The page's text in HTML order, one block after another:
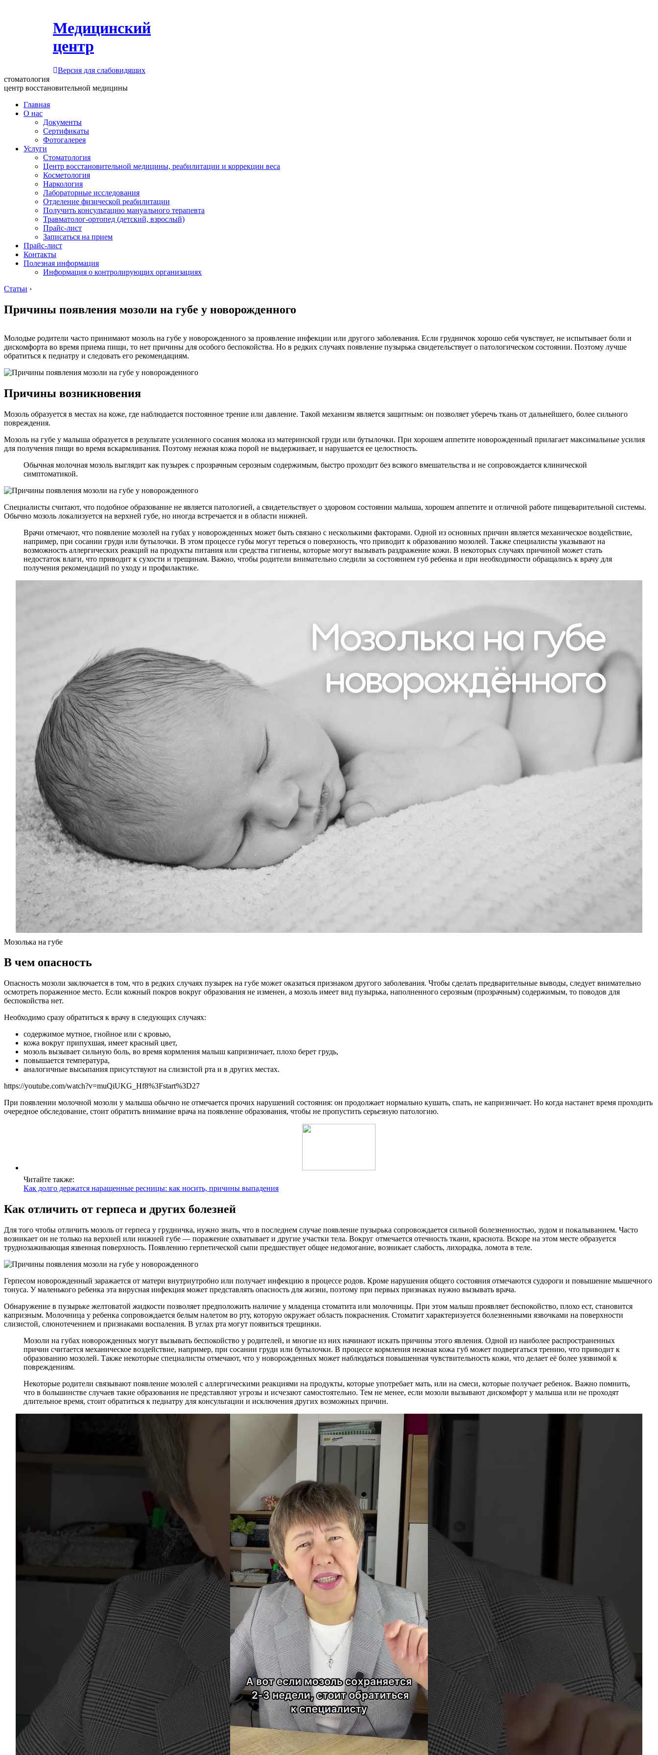
Медицинский
центр
Версия для слабовидящих
стоматология
центр восстановительной медицины
Главная
О нас
Документы
Сертификаты
Фотогалерея
Услуги
Стоматология
Центр восстановительной медицины, реабилитации и коррекции веса
Косметология
Наркология
Лабораторные исследования
Отделение физической реабилитации
Получить консультацию мануального терапевта
Травматолог-ортопед (детский, взрослый)
Прайс-лист
Записаться на прием
Прайс-лист
Контакты
Полезная информация
Информация о контролирующих организациях
Статьи ›
Причины появления мозоли на губе у новорожденного
Молодые родители часто принимают мозоль на губе у новорожденного за проявление инфекции или другого заболевания. Если грудничок хорошо себя чувствует, не испытывает боли и
дискомфорта во время приема пищи, то нет причины для особого беспокойства. Но в редких случаях появление пузырька свидетельствует о патологическом состоянии. Поэтому лучше
обратиться к педиатру и следовать его рекомендациям.
Причины возникновения
Мозоль образуется в местах на коже, где наблюдается постоянное трение или давление. Такой механизм является защитным: он позволяет уберечь ткань от дальнейшего, более сильного
повреждения.
Мозоль на губе у малыша образуется в результате усиленного сосания молока из материнской груди или бутылочки. При хорошем аппетите новорожденный прилагает максимальные усилия
для получения пищи во время вскармливания. Поэтому нежная кожа порой не выдерживает, и нарушается ее целостность.
Обычная молочная мозоль выглядит как пузырек с прозрачным серозным содержимым, быстро проходит без всякого вмешательства и не сопровождается клинической
симптоматикой.
Специалисты считают, что подобное образование не является патологией, а свидетельствует о здоровом состоянии малыша, хорошем аппетите и отличной работе пищеварительной системы.
Обычно мозоль локализуется на верхней губе, но иногда встречается и в области нижней.
Врачи отмечают, что появление мозолей на губах у новорожденных может быть связано с несколькими факторами. Одной из основных причин является механическое воздействие,
например, при сосании груди или бутылочки. В этом процессе губы могут тереться о поверхность, что приводит к образованию мозолей. Также специалисты указывают на
возможность аллергических реакций на продукты питания или средства гигиены, которые могут вызывать раздражение кожи. В некоторых случаях причиной может стать
недостаток влаги, что приводит к сухости и трещинам. Важно, чтобы родители внимательно следили за состоянием губ ребенка и при необходимости обращались к врачу для
получения рекомендаций по уходу и профилактике.
Мозолька на губе
В чем опасность
Опасность мозоли заключается в том, что в редких случаях пузырек на губе может оказаться признаком другого заболевания. Чтобы сделать предварительные выводы, следует внимательно
осмотреть пораженное место. Если кожный покров вокруг образования не изменен, а мозоль имеет вид пузырька, наполненного серозным (прозрачным) содержимым, то поводов для
беспокойства нет.
Необходимо сразу обратиться к врачу в следующих случаях:
содержимое мутное, гнойное или с кровью,
кожа вокруг припухшая, имеет красный цвет,
мозоль вызывает сильную боль, во время кормления малыш капризничает, плохо берет грудь,
повышается температура,
аналогичные высыпания присутствуют на слизистой рта и в других местах.
https://youtube.com/watch?v=muQiUKG_Hf8%3Fstart%3D27
При появлении молочной мозоли у малыша обычно не отмечается прочих нарушений состояния: он продолжает нормально кушать, спать, не капризничает. Но когда настанет время проходить
очередное обследование, стоит обратить внимание врача на появление образования, чтобы не пропустить серьезную патологию.
Читайте также:
Как долго держатся наращенные ресницы: как носить, причины выпадения
Как отличить от герпеса и других болезней
Для того чтобы отличить мозоль от герпеса у грудничка, нужно знать, что в последнем случае появление пузырька сопровождается сильной болезненностью, зудом и покалыванием. Часто
возникает он не только на верхней или нижней губе — поражение охватывает и другие участки тела. Вокруг отмечается отечность ткани, краснота. Вскоре на этом месте образуется
труднозаживающая язвенная поверхность. Появлению герпетической сыпи предшествует общее недомогание, возникает слабость, лихорадка, ломота в теле.
Герпесом новорожденный заражается от матери внутриутробно или получает инфекцию в процессе родов. Кроме нарушения общего состояния отмечаются судороги и повышение мышечного
тонуса. У маленького ребенка эта вирусная инфекция может представлять опасность для жизни, поэтому при первых признаках нужно вызывать врача.
Обнаружение в пузырьке желтоватой жидкости позволяет предположить наличие у младенца стоматита или молочницы. При этом малыш проявляет беспокойство, плохо ест, становится
капризным. Молочница у ребенка сопровождается белым налетом во рту, которую окружает область покраснения. Стоматит характеризуется болезненными язвочками на поверхности
слизистой, слюнотечением и признаками воспаления. В углах рта могут появиться трещинки.
Мозоли на губах новорожденных могут вызывать беспокойство у родителей, и многие из них начинают искать причины этого явления. Одной из наиболее распространенных
причин считается механическое воздействие, например, при сосании груди или бутылочки. В процессе кормления нежная кожа губ может подвергаться трению, что приводит к
образованию мозолей. Также некоторые специалисты отмечают, что у новорожденных может наблюдаться повышенная чувствительность кожи, что делает её более уязвимой к
повреждениям.
Некоторые родители связывают появление мозолей с аллергическими реакциями на продукты, которые употребает мать, или на смеси, которые получает ребенок. Важно помнить,
что в большинстве случаев такие образования не представляют угрозы и исчезают самостоятельно. Тем не менее, если мозоли вызывают дискомфорт у малыша или не проходят
длительное время, стоит обратиться к педиатру для консультации и исключения других возможных причин.